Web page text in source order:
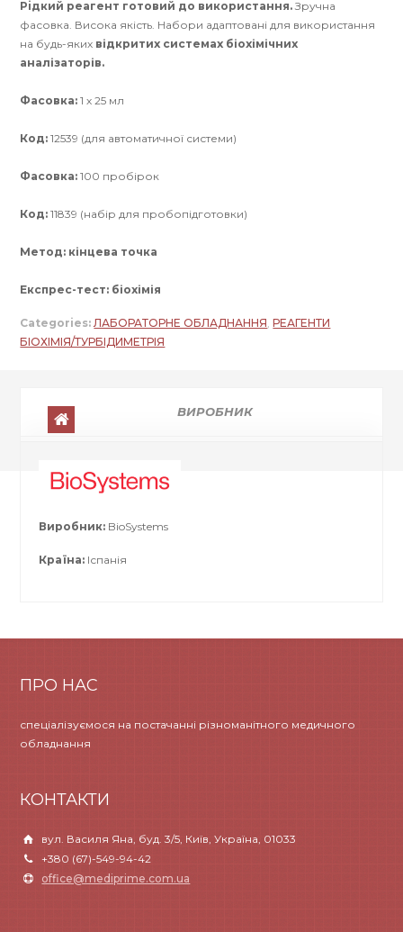
Рiдкий реагент готовий до використання.Зручна
фасовка. Висока якість. Набори адаптовані для використання
на будь-яких відкритих системах біохімічних
аналізаторів.
Фасовка:1 х 25 мл
Код: 12539 (для автоматичної системи)
Фасовка:100 пробірок
Код: 11839 (набір для пробопідготовки)
Метод: кінцева точка
Експрес-тест: біохімія
Categories: ЛАБОРАТОРНЕ ОБЛАДНАННЯ,РЕАГЕНТИ
БІОХІМІЯ/ТУРБІДИМЕТРІЯ
ВИРОБНИК
Виробник: BioSystems
Країна: Іспанія
ПРО НАС
спеціалізуємося на постачанні різноманітного медичного
обладнання
КОНТАКТИ
вул. Василя Яна, буд. 3/5, Київ, Україна, 01033
+380 (67)-549-94-42
office@mediprime.com.ua